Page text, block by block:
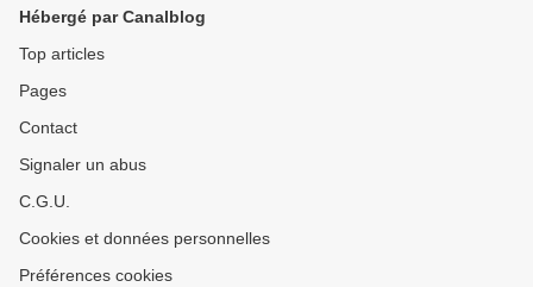
Hébergé par Canalblog
Top articles
Pages
Contact
Signaler un abus
C.G.U.
Cookies et données personnelles
Préférences cookies